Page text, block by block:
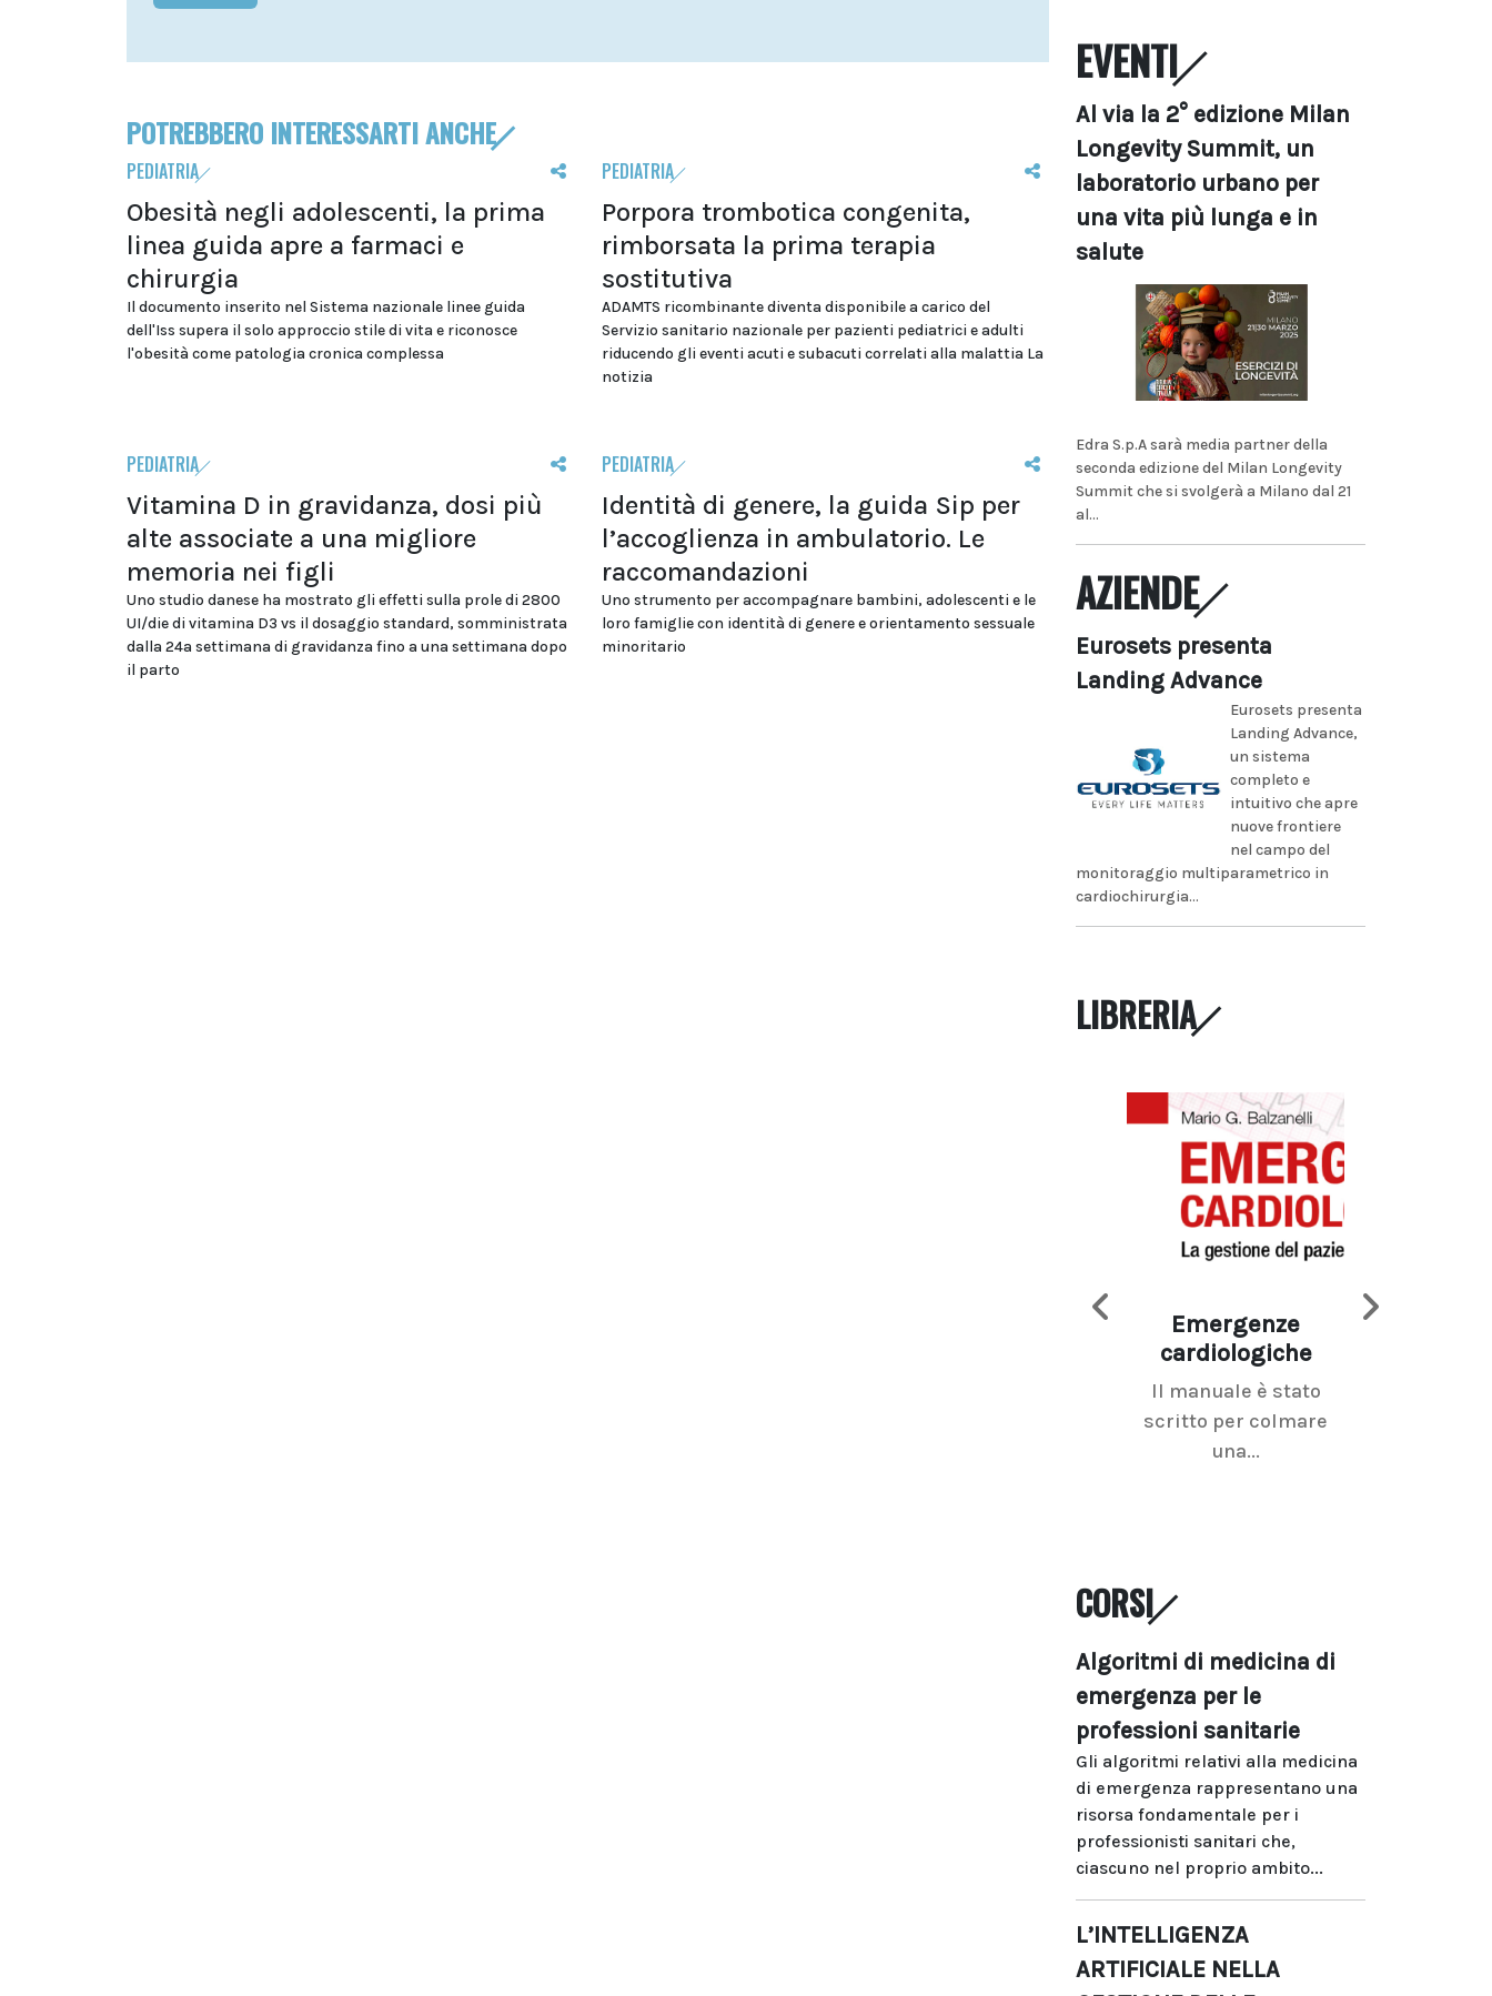
POTREBBERO INTERESSARTI ANCHE
PEDIATRIA
Obesità negli adolescenti, la prima
linea guida apre a farmaci e
chirurgia
Il documento inserito nel Sistema nazionale linee guida
dell'Iss supera il solo approccio stile di vita e riconosce
l'obesità come patologia cronica complessa
PEDIATRIA
Porpora trombotica congenita,
rimborsata la prima terapia
sostitutiva
ADAMTS ricombinante diventa disponibile a carico del
Servizio sanitario nazionale per pazienti pediatrici e adulti
riducendo gli eventi acuti e subacuti correlati alla malattia La
notizia
PEDIATRIA
Vitamina D in gravidanza, dosi più
alte associate a una migliore
memoria nei figli
Uno studio danese ha mostrato gli effetti sulla prole di 2800
UI/die di vitamina D3 vs il dosaggio standard, somministrata
dalla 24a settimana di gravidanza fino a una settimana dopo
il parto
PEDIATRIA
Identità di genere, la guida Sip per
l’accoglienza in ambulatorio. Le
raccomandazioni
Uno strumento per accompagnare bambini, adolescenti e le
loro famiglie con identità di genere e orientamento sessuale
minoritario
EVENTI
Al via la 2° edizione Milan
Longevity Summit, un
laboratorio urbano per
una vita più lunga e in
salute
Edra S.p.A sarà media partner della
seconda edizione del Milan Longevity
Summit che si svolgerà a Milano dal 21
al...
AZIENDE
Eurosets presenta
Landing Advance
Eurosets presenta
Landing Advance,
un sistema
completo e
intuitivo che apre
nuove frontiere
nel campo del
monitoraggio multiparametrico in
cardiochirurgia...
LIBRERIA
Emergenze
cardiologiche
Il manuale è stato
scritto per colmare
una...
CORSI
Algoritmi di medicina di
emergenza per le
professioni sanitarie
Gli algoritmi relativi alla medicina
di emergenza rappresentano una
risorsa fondamentale per i
professionisti sanitari che,
ciascuno nel proprio ambito...
L’INTELLIGENZA
ARTIFICIALE NELLA